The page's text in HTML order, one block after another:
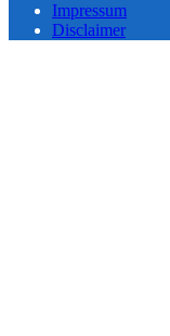
Impressum
Disclaimer